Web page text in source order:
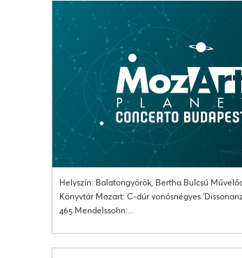
Helyszín: Balatongyörök, Bertha Bulcsú
Könyvtár Mozart: C-dúr vonósnégyes
465 Mendelssohn:...